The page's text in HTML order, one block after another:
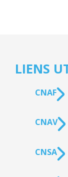
LIENS
CNAF
CNAV
CNSA